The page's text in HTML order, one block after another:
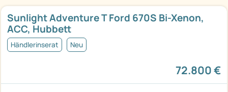
Sunlight Adventure T Ford 670S Bi-Xenon,
ACC, Hubbett
Händlerinserat Neu
72.800 €